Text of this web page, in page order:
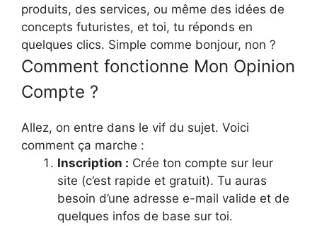
produits, des services, ou même des idées de
concepts futuristes, et toi, tu réponds en
quelques clics. Simple comme bonjour, non ?
Comment fonctionne Mon Opinion
Compte ?
Allez, on entre dans le vif du sujet. Voici
comment ça marche :
Inscription : Crée ton compte sur leur
site (c’est rapide et gratuit). Tu auras
besoin d’une adresse e-mail valide et de
quelques infos de base sur toi.